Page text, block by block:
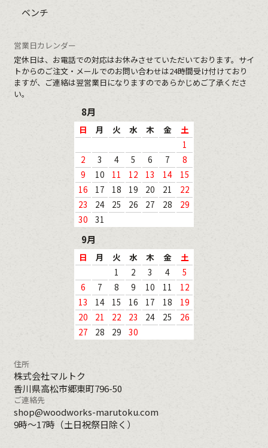
住所
株式会社マルトク
香川県高松市郷東町796-50
ご連絡先
shop@woodworks-marutoku.com
9時～17時（土日祝祭日除く）
営業日カレンダー
定休日は、お電話での対応はお休みさせていただいております。サイ
トからのご注文・メールでのお問い合わせは24時間受け付けており
ますが、ご連絡は翌営業日になりますのであらかじめご了承くださ
い。
8月
日 月 火 水 木 金
土
1
2
3 4 5 6 7
8
9
10 11 12 13 14
15
16
17 18 19 20 21
22
23
24 25 26 27 28
29
30
31
9月
日 月 火 水 木 金
土
1
2 3 4
5
6
7 8 9 10 11
12
13
14 15 16 17 18
19
20
21 22 23 24 25
26
27
28 29 30
ベンチ